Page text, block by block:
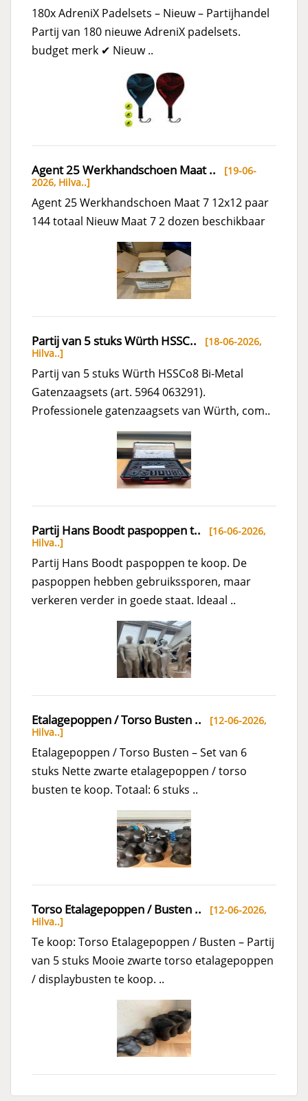
180x AdreniX Padelsets – Nieuw – Partijhandel
Partij van 180 nieuwe AdreniX padelsets.
budget merk ✔ Nieuw ..
Agent 25 Werkhandschoen Maat .. [19-06-
2026, Hilva..]
Agent 25 Werkhandschoen Maat 7 12x12 paar
144 totaal Nieuw Maat 7 2 dozen beschikbaar
Partij van 5 stuks Würth HSSC.. [18-06-2026,
Hilva..]
Partij van 5 stuks Würth HSSCo8 Bi-Metal
Gatenzaagsets (art. 5964 063291).
Professionele gatenzaagsets van Würth, com..
Partij Hans Boodt paspoppen t.. [16-06-2026,
Hilva..]
Partij Hans Boodt paspoppen te koop. De
paspoppen hebben gebruikssporen, maar
verkeren verder in goede staat. Ideaal ..
Etalagepoppen / Torso Busten .. [12-06-2026,
Hilva..]
Etalagepoppen / Torso Busten – Set van 6
stuks Nette zwarte etalagepoppen / torso
busten te koop. Totaal: 6 stuks ..
Torso Etalagepoppen / Busten .. [12-06-2026,
Hilva..]
Te koop: Torso Etalagepoppen / Busten – Partij
van 5 stuks Mooie zwarte torso etalagepoppen
/ displaybusten te koop. ..